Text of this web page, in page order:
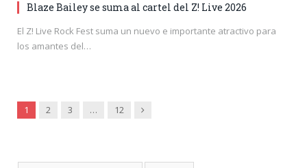
Blaze Bailey se suma al cartel del Z! Live 2026
El Z! Live Rock Fest suma un nuevo e importante atractivo para
los amantes del…
1 2 3 … 12 Siguiente